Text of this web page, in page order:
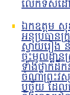
លើកទិសដៅ
ឯកឧត្តម សុ
អនុប្រធានក្រុ
ស្វាយរៀង និ
ចុះមូលដ្ឋា
ទាំងថ្នាក់ដឹ
ចំណាំព្រះវស្
បច្ច័យ ដែលជ